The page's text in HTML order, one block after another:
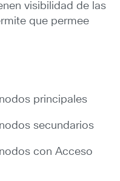
visibilidad de las
que permee
principales
secundarios
con Acceso